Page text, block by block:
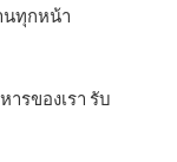
นทุกหน้า
รของเรา รับ